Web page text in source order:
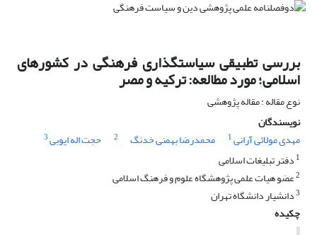
بررسی تطبیقی سیاستگذاری فرهنگی در کشورهای
اسلامی؛ مورد مطالعه: ترکیه و مصر
نوع مقاله : مقاله پژوهشی
نویسندگان
مهدی مولائی آرانی1 محمدرضا بهمنی خدنگ 2 حجت اله ایوبی3
1 دفتر تبلیغات اسلامی
2عضو هیات علمی پژوهشگاه علوم و فرهنگ اسلامی
3دانشیار دانشگاه تهران
چکیده